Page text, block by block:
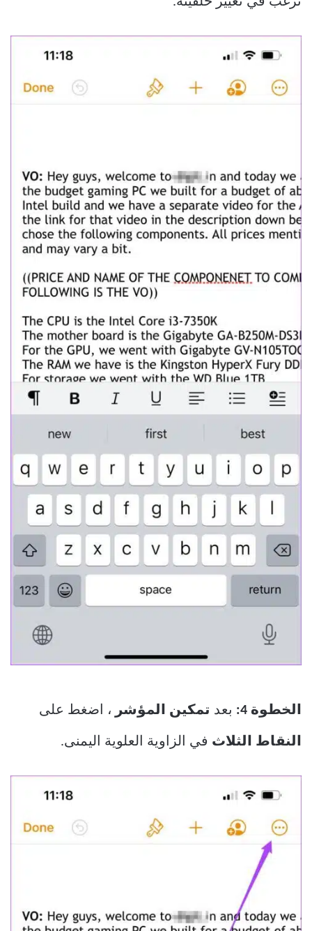
الخطوة 4: بعد تمكين المؤشر ، اضغط على
النقاط الثلاث في الزاوية العلوية اليمنى.